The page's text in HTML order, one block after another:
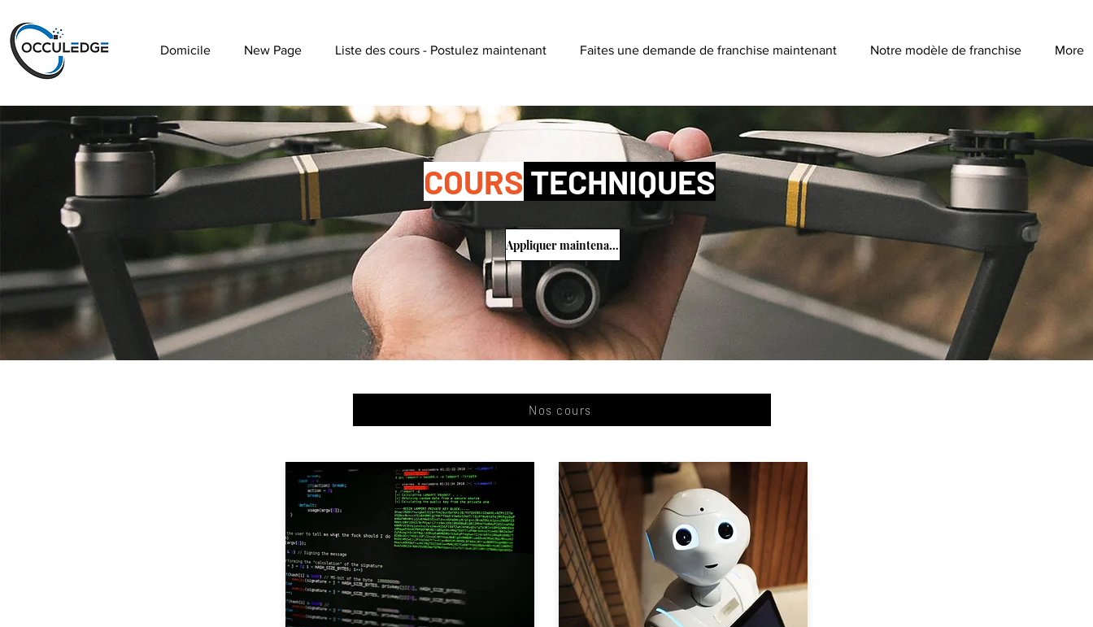
Domicile New Page Liste des cours - Postulez maintenant Faites une demande de franchise maintenant Notre modèle de franchise More
COURS TECHNIQUES
Appliquer maintenant
Nos cours